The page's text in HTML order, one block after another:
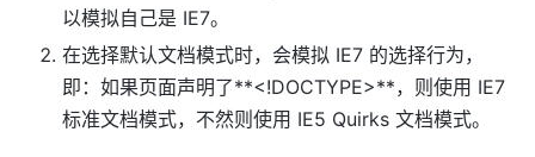
以模拟自己是 IE7。
在选择默认文档模式时，会模拟 IE7 的选择行为，
即：如果页面声明了**<!DOCTYPE>**，则使用 IE7
标准文档模式，不然则使用 IE5 Quirks 文档模式。